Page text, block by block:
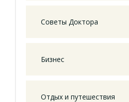
Советы Доктора
Бизнес
Отдых и путешествия